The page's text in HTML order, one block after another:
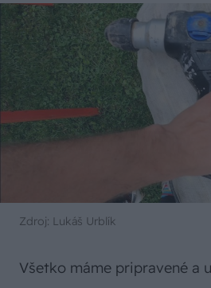
Zdroj: Lukáš Urblík
Všetko máme pripravené a